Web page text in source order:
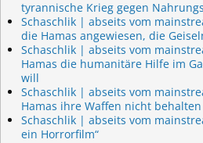
tyrannische Krieg gegen
Schaschlik | abseits vom
die Hamas angewiesen, die
Schaschlik | abseits vom
Hamas die humanitäre Hilfe im
will
Schaschlik | abseits vom
Hamas ihre Waffen nicht
Schaschlik | abseits vom
ein Horrorfilm“